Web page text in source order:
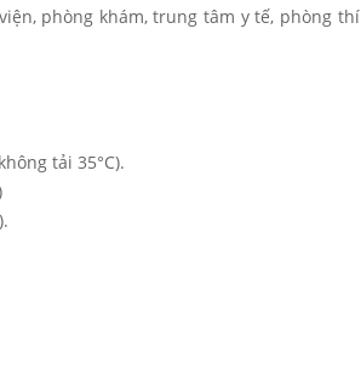
phòng khám, trung tâm y tế, phòng
tải 35°C).